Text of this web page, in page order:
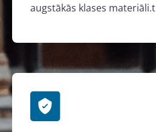
augstākās klases materiāli.t